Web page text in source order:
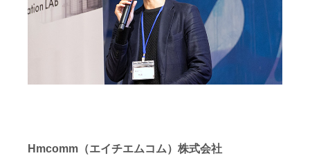
Hmcomm（エイチエムコム）株式会社